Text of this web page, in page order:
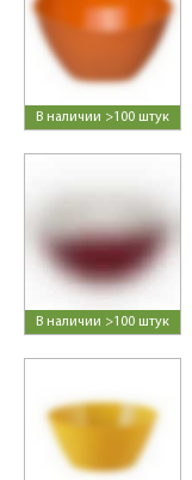
В наличии >100 штук
В наличии >100 штук